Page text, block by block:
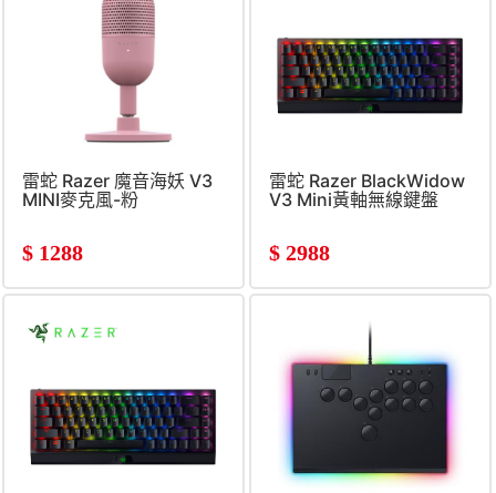
雷蛇 Razer 魔音海妖 V3
MINI麥克風-粉
$ 1288
雷蛇 Razer BlackWidow
V3 Mini黃軸無線鍵盤
$ 2988